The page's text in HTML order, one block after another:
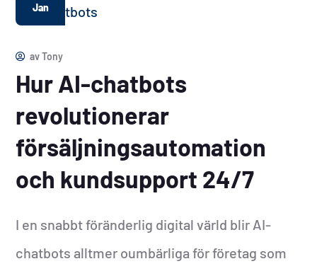
Jan
avTony
Hur AI-chatbots
revolutionerar
försäljningsautomation
och kundsupport 24/7
I en snabbt föränderlig digital värld blir AI-
chatbots alltmer oumbärliga för företag som